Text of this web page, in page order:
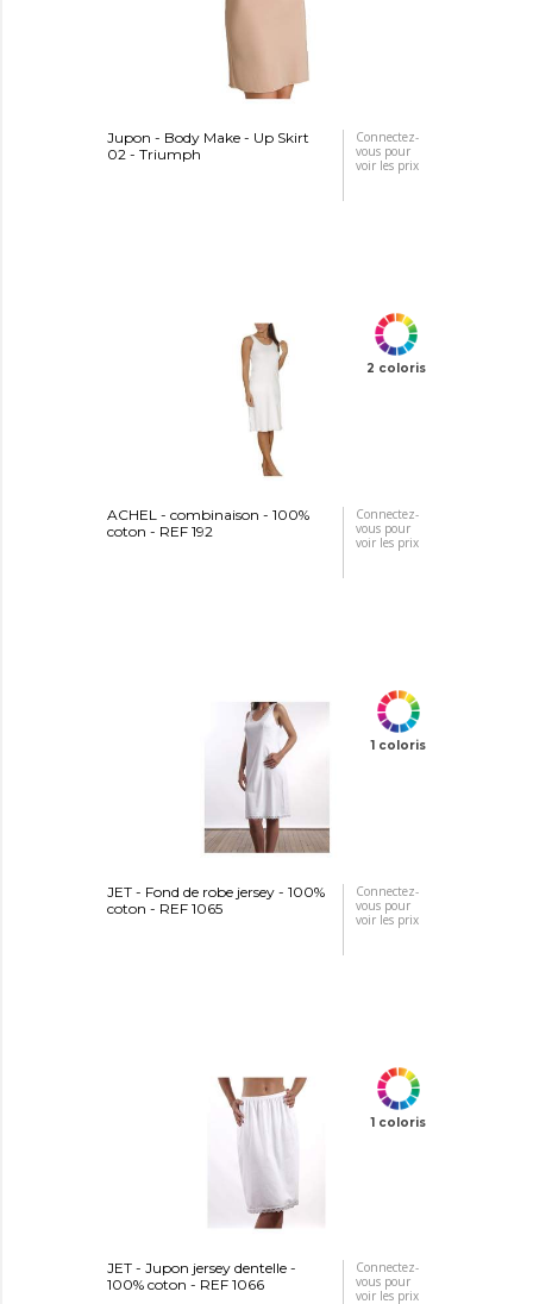
Jupon - Body Make - Up Skirt
02 - Triumph
Connectez-
vous pour
voir les prix
2 coloris
ACHEL - combinaison - 100%
coton - REF 192
Connectez-
vous pour
voir les prix
1 coloris
JET - Fond de robe jersey - 100%
coton - REF 1065
Connectez-
vous pour
voir les prix
1 coloris
JET - Jupon jersey dentelle -
100% coton - REF 1066
Connectez-
vous pour
voir les prix